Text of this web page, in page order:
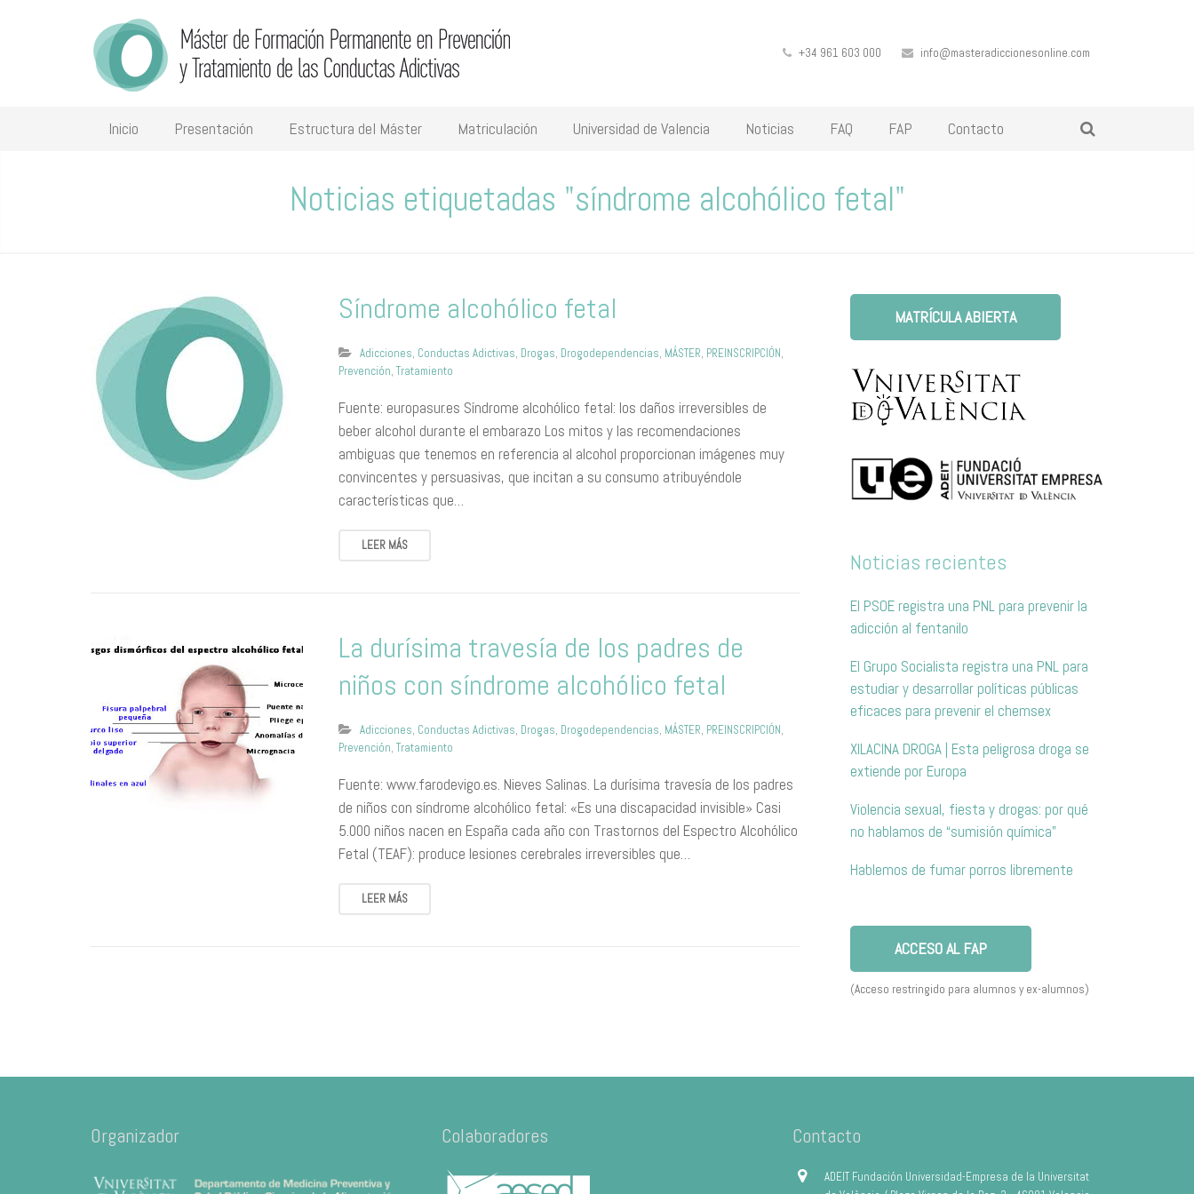
+34 961 603 000 info@masteradiccionesonline.com
Inicio Presentación Estructura del Máster Matriculación Universidad de Valencia Noticias FAQ FAP Contacto
Noticias etiquetadas "síndrome alcohólico fetal"
Síndrome alcohólico fetal
Adicciones, Conductas Adictivas, Drogas, Drogodependencias, MÁSTER, PREINSCRIPCIÓN,
Prevención,Tratamiento
Fuente: europasur.es Síndrome alcohólico fetal: los daños irreversibles de
beber alcohol durante el embarazo Los mitos y las recomendaciones
ambiguas que tenemos en referencia al alcohol proporcionan imágenes muy
convincentes y persuasivas, que incitan a su consumo atribuyéndole
características que…
LEER MÁS
La durísima travesía de los padres de
niños con síndrome alcohólico fetal
Adicciones, Conductas Adictivas, Drogas, Drogodependencias, MÁSTER, PREINSCRIPCIÓN,
Prevención,Tratamiento
Fuente: www.farodevigo.es. Nieves Salinas. La durísima travesía de los padres
de niños con síndrome alcohólico fetal: «Es una discapacidad invisible» Casi
5.000 niños nacen en España cada año con Trastornos del Espectro Alcohólico
Fetal (TEAF): produce lesiones cerebrales irreversibles que…
LEER MÁS
MATRÍCULA ABIERTA
Noticias recientes
El PSOE registra una PNL para prevenir la
adicción al fentanilo
El Grupo Socialista registra una PNL para
estudiar y desarrollar políticas públicas
eficaces para prevenir el chemsex
XILACINA DROGA | Esta peligrosa droga se
extiende por Europa
Violencia sexual, fiesta y drogas: por qué
no hablamos de “sumisión química”
Hablemos de fumar porros libremente
ACCESO AL FAP
(Acceso restringido para alumnos y ex-alumnos)
Organizador Colaboradores Contacto
ADEIT Fundación Universidad-Empresa de la Universitat